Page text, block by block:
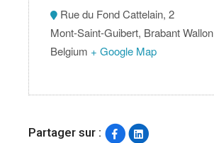
Rue du Fond Cattelain, 2
Mont-Saint-Guibert, Brabant Wallon
Belgium + Google Map
Partager sur :